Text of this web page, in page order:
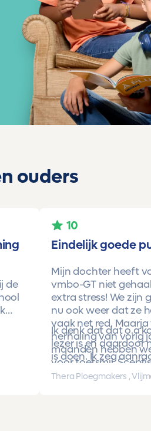
ouders
de
10
Eindelijk goede
Mijn dochter heeft
vmbo-GT niet
extra stress! We zijn
nu ook weer dat ze
vaak net red.
herhaling van vorig
maanden hebben
voor toetsmij.
proberen. En nu is
Ik denk dat dat o.a
lezer is en daardoor
is doen. Ik zeg
Thera Ploegmakers ,